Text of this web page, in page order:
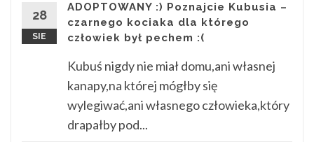
28
SIE
ADOPTOWANY :) Poznajcie Kubusia –
czarnego kociaka dla którego
człowiek był pechem :(
Kubuś nigdy nie miał domu,ani własnej
kanapy,na której mógłby się
wylegiwać,ani własnego człowieka,który
drapałby pod...